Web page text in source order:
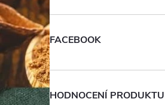
FACEBOOK
HODNOCENÍ PRODUKTU